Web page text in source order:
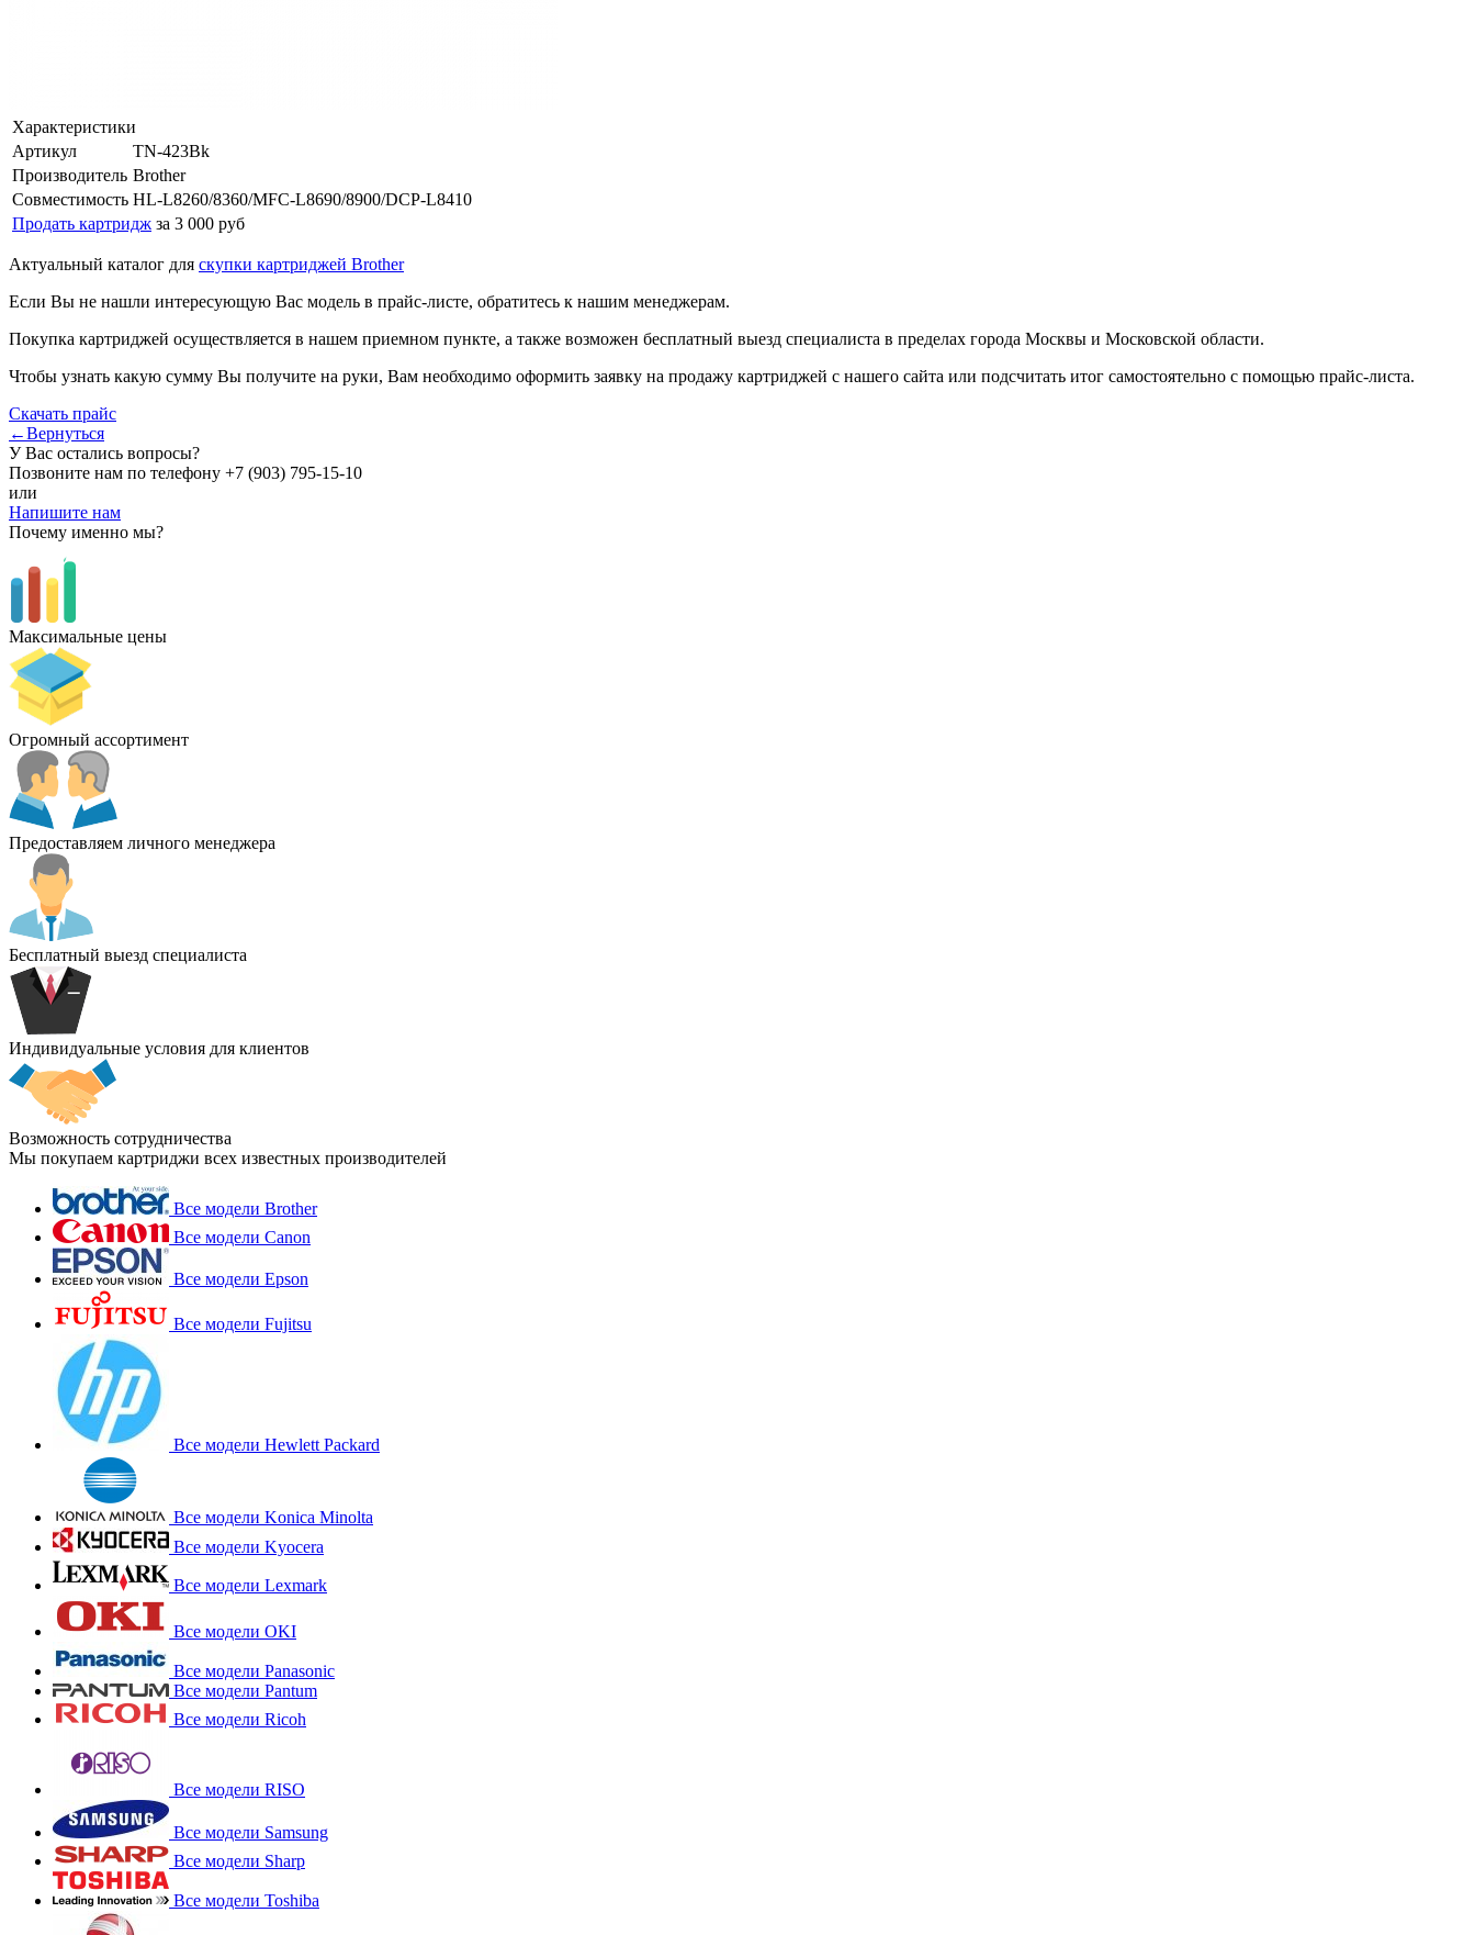
Характеристики
Артикул
TN-423Bk
Производитель Brother
Совместимость HL-L8260/8360/MFC-L8690/8900/DCP-L8410
Продать картридж за 3 000 руб
Актуальный каталог для скупки картриджей Brother
Если Вы не нашли интересующую Вас модель в прайс-листе, обратитесь к нашим менеджерам.
Покупка картриджей осуществляется в нашем приемном пункте, а также возможен бесплатный выезд специалиста в пределах города Москвы и Московской области.
Чтобы узнать какую сумму Вы получите на руки, Вам необходимо оформить заявку на продажу картриджей с нашего сайта или подсчитать итог самостоятельно с помощью прайс-листа.
Скачать прайс
←Вернуться
У Вас остались вопросы?
Позвоните нам по телефону +7 (903) 795-15-10
или
Напишите нам
Почему именно мы?
Максимальные цены
Огромный ассортимент
Предоставляем личного менеджера
Бесплатный выезд специалиста
Индивидуальные условия для клиентов
Возможность сотрудничества
Мы покупаем картриджи всех известных производителей
Все модели Brother
Все модели Canon
Все модели Epson
Все модели Fujitsu
Все модели Hewlett Packard
Все модели Konica Minolta
Все модели Kyocera
Все модели Lexmark
Все модели OKI
Все модели Panasonic
Все модели Pantum
Все модели Ricoh
Все модели RISO
Все модели Samsung
Все модели Sharp
Все модели Toshiba